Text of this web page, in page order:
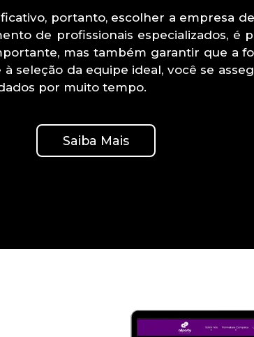
portanto, escolher a empresa
de profissionais especializados, é
mas também garantir que a
seleção da equipe ideal, você se
por muito tempo.
Saiba Mais